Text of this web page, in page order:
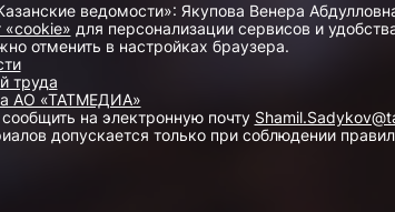
ведомости»: Якупова Венера
для персонализации сервисов и
отменить в настройках браузера.
труда
АО «ТАТМЕДИА»
на электронную почту
допускается только при соблюдении